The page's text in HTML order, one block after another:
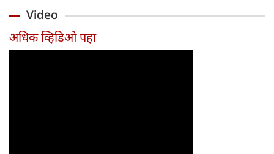
जाणून घ्या
संपतील आणि शुभ
दिवसांची सुरुवात
होईल
तुम्हाला ठाऊक
Video
अधिक व्हिडिओ पहा